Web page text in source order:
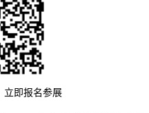
立即报名参展